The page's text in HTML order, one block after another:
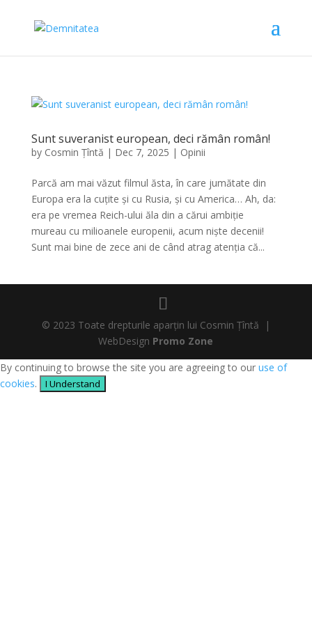
Sunt suveranist european, deci rămân român!
by Cosmin Țîntă | Dec 7, 2025 | Opinii
Parcă am mai văzut filmul ăsta, în care jumătate din
Europa era la cuțite și cu Rusia, și cu America… Ah, da:
era pe vremea Reich-ului ăla din a cărui ambiție
mureau cu milioanele europenii, acum niște decenii!
Sunt mai bine de zece ani de când atrag atenția că...
© 2023 Toate drepturile aparțin lui Cosmin Țîntă |
WebDesign Promo Zone
By continuing to browse the site you are agreeing to our use of
cookies. I Understand